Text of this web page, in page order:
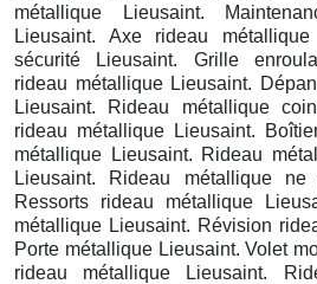
métallique Lieusaint.
Lieusaint. Axe rideau
sécurité Lieusaint. Grille
rideau métallique Lieusaint.
Lieusaint. Rideau métallique
rideau métallique Lieusaint.
métallique Lieusaint. Rideau
Lieusaint. Rideau métallique
Ressorts rideau métallique
métallique Lieusaint. Révision
Porte métallique Lieusaint. Volet
rideau métallique Lieusaint.